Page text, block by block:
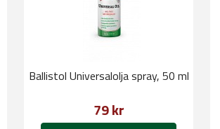
Ballistol Universalolja spray, 50 ml
79 kr